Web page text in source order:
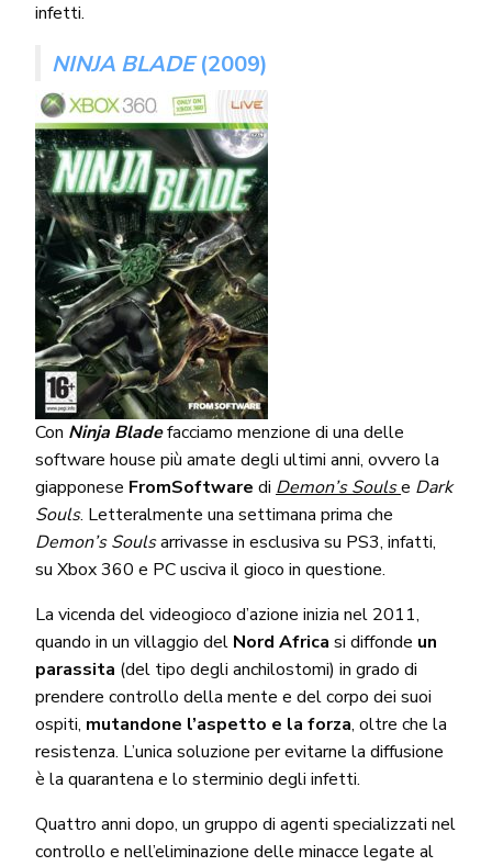
infetti.
NINJA BLADE(2009)
Con Ninja Bladefacciamo menzione di una delle
software house più amate degli ultimi anni, ovvero la
giapponese FromSoftwaredi Demon’s Soulse Dark
Souls. Letteralmente una settimana prima che
Demon’s Soulsarrivasse in esclusiva su PS3, infatti,
su Xbox 360 e PC usciva il gioco in questione.
La vicenda del videogioco d’azione inizia nel 2011,
quando in un villaggio del Nord Africasi diffonde un
parassita (del tipo degli anchilostomi) in grado di
prendere controllo della mente e del corpo dei suoi
ospiti, mutandone l’aspetto e la forza, oltre che la
resistenza. L’unica soluzione per evitarne la diffusione
è la quarantena e lo sterminio degli infetti.
Quattro anni dopo, un gruppo di agenti specializzati nel
controllo e nell’eliminazione delle minacce legate al